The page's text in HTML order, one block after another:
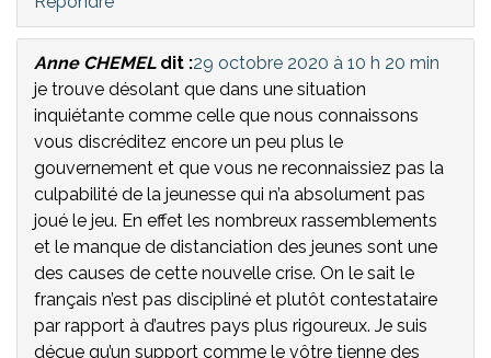
Anne CHEMEL dit :29 octobre 2020 à 10 h 20 min
je trouve désolant que dans une situation
inquiétante comme celle que nous connaissons
vous discréditez encore un peu plus le
gouvernement et que vous ne reconnaissiez pas la
culpabilité de la jeunesse qui n’a absolument pas
joué le jeu. En effet les nombreux rassemblements
et le manque de distanciation des jeunes sont une
des causes de cette nouvelle crise. On le sait le
français n’est pas discipliné et plutôt contestataire
par rapport à d’autres pays plus rigoureux. Je suis
déçue qu’un support comme le vôtre tienne des